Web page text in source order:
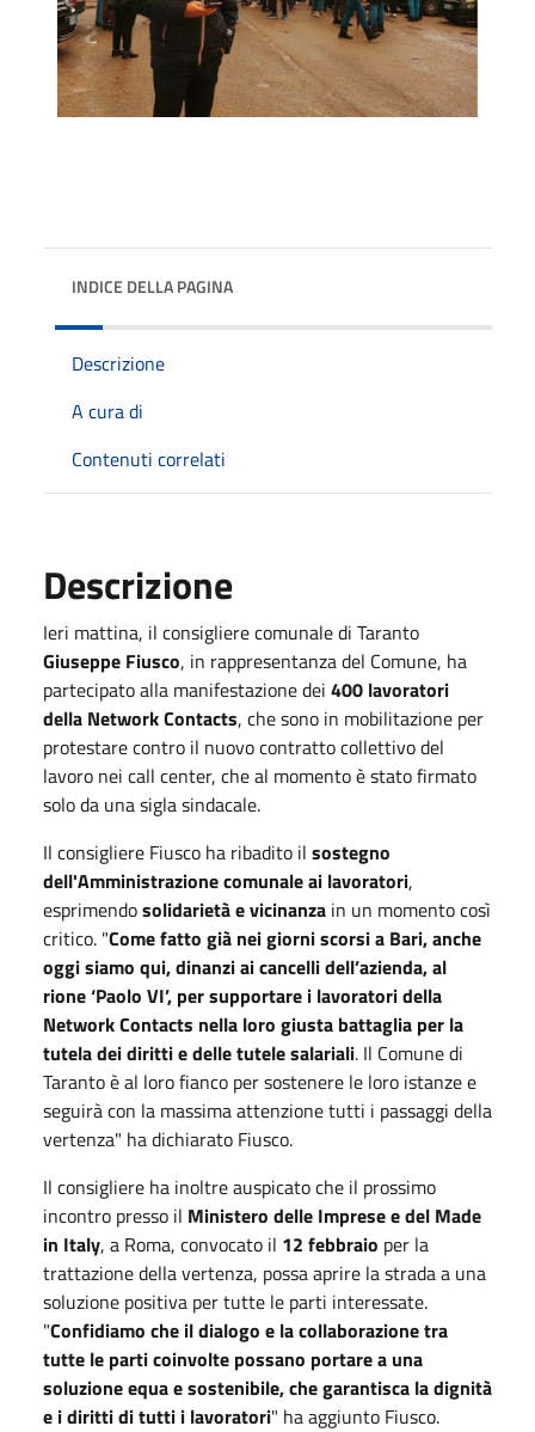
INDICE DELLA PAGINA
Descrizione
A cura di
Contenuti correlati
Descrizione
Ieri mattina, il consigliere comunale di Taranto
Giuseppe Fiusco, in rappresentanza del Comune, ha
partecipato alla manifestazione dei 400 lavoratori
della Network Contacts, che sono in mobilitazione per
protestare contro il nuovo contratto collettivo del
lavoro nei call center, che al momento è stato firmato
solo da una sigla sindacale.
Il consigliere Fiusco ha ribadito il sostegno
dell'Amministrazione comunale ai lavoratori,
esprimendosolidarietà e vicinanza in un momento così
critico. "Come fatto già nei giorni scorsi a Bari, anche
oggi siamo qui, dinanzi ai cancelli dell’azienda, al
rione ‘Paolo VI’, per supportare i lavoratori della
Network Contacts nella loro giusta battaglia per la
tutela dei diritti e delle tutele salariali. Il Comune di
Taranto è al loro fianco per sostenere le loro istanze e
seguirà con la massima attenzione tutti i passaggi della
vertenza" ha dichiarato Fiusco.
Il consigliere ha inoltre auspicato che il prossimo
incontro presso il Ministero delle Imprese e del Made
in Italy, a Roma, convocato il 12 febbraio per la
trattazione della vertenza, possa aprire la strada a una
soluzione positiva per tutte le parti interessate.
"Confidiamo che il dialogo e la collaborazione tra
tutte le parti coinvolte possano portare a una
soluzione equa e sostenibile, che garantisca la dignità
e i diritti di tutti i lavoratori" ha aggiunto Fiusco.